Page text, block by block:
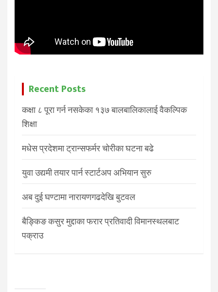
Recent Posts
कक्षा ८ पूरा गर्न नसकेका १३७ बालबालिकालाई वैकल्पिक
शिक्षा
मधेस प्रदेशमा ट्रान्सफर्मर चोरीका घटना बढे
युवा उद्यमी तयार पार्न स्टार्टअप अभियान सुरु
अब दुई घण्टामा नारायणगढदेखि बुटवल
बैङ्किङ कसुर मुद्दाका फरार प्रतिवादी विमानस्थलबाट
पक्राउ